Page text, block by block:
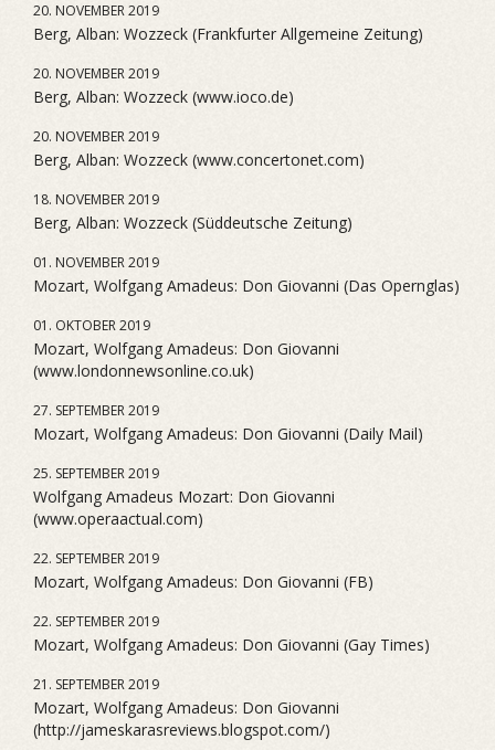
20. NOVEMBER 2019
Berg, Alban: Wozzeck (Frankfurter Allgemeine Zeitung)
20. NOVEMBER 2019
Berg, Alban: Wozzeck (www.ioco.de)
20. NOVEMBER 2019
Berg, Alban: Wozzeck (www.concertonet.com)
18. NOVEMBER 2019
Berg, Alban: Wozzeck (Süddeutsche Zeitung)
01. NOVEMBER 2019
Mozart, Wolfgang Amadeus: Don Giovanni (Das Opernglas)
01. OKTOBER 2019
Mozart, Wolfgang Amadeus: Don Giovanni
(www.londonnewsonline.co.uk)
27. SEPTEMBER 2019
Mozart, Wolfgang Amadeus: Don Giovanni (Daily Mail)
25. SEPTEMBER 2019
Wolfgang Amadeus Mozart: Don Giovanni
(www.operaactual.com)
22. SEPTEMBER 2019
Mozart, Wolfgang Amadeus: Don Giovanni (FB)
22. SEPTEMBER 2019
Mozart, Wolfgang Amadeus: Don Giovanni (Gay Times)
21. SEPTEMBER 2019
Mozart, Wolfgang Amadeus: Don Giovanni
(http://jameskarasreviews.blogspot.com/)